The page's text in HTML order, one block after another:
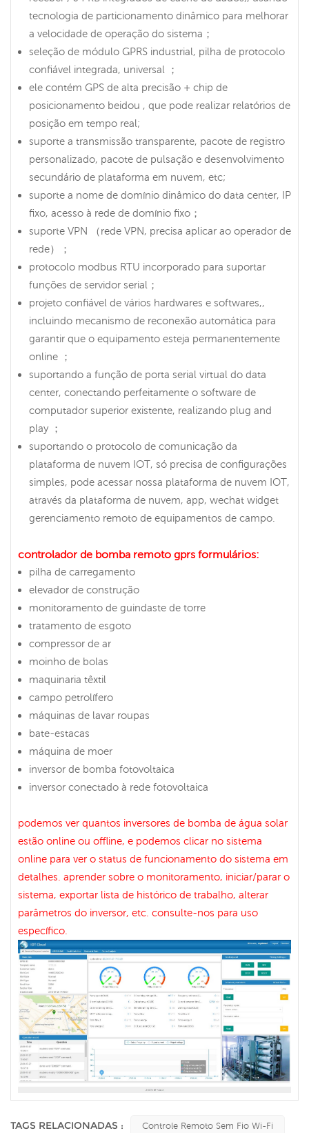
tecnologia de particionamento dinâmico para melhorar
a velocidade de operação do sistema；
seleção de módulo GPRS industrial, pilha de protocolo
confiável integrada, universal ；
ele contém GPS de alta precisão + chip de
posicionamento beidou , que pode realizar relatórios de
posição em tempo real;
suporte a transmissão transparente, pacote de registro
personalizado, pacote de pulsação e desenvolvimento
secundário de plataforma em nuvem, etc;
suporte a nome de domínio dinâmico do data center, IP
fixo, acesso à rede de domínio fixo；
suporte VPN （rede VPN, precisa aplicar ao operador de
rede）；
protocolo modbus RTU incorporado para suportar
funções de servidor serial；
projeto confiável de vários hardwares e softwares,,
incluindo mecanismo de reconexão automática para
garantir que o equipamento esteja permanentemente
online ；
suportando a função de porta serial virtual do data
center, conectando perfeitamente o software de
computador superior existente, realizando plug and
play ；
suportando o protocolo de comunicação da
plataforma de nuvem IOT, só precisa de configurações
simples, pode acessar nossa plataforma de nuvem IOT,
através da plataforma de nuvem, app, wechat widget
gerenciamento remoto de equipamentos de campo.
controlador de bomba remoto gprs formulários:
pilha de carregamento
elevador de construção
monitoramento de guindaste de torre
tratamento de esgoto
compressor de ar
moinho de bolas
maquinaria têxtil
campo petrolífero
máquinas de lavar roupas
bate-estacas
máquina de moer
inversor de bomba fotovoltaica
inversor conectado à rede fotovoltaica
podemos ver quantos inversores de bomba de água solar
estão online ou offline, e podemos clicar no sistema
online para ver o status de funcionamento do sistema em
detalhes. aprender sobre o monitoramento, iniciar/parar o
sistema, exportar lista de histórico de trabalho, alterar
parâmetros do inversor, etc. consulte-nos para uso
específico.
TAGS RELACIONADAS : Controle Remoto Sem Fio Wi-Fi